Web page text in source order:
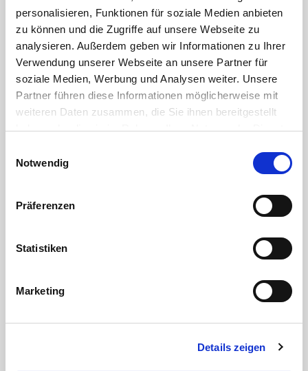
personalisieren, Funktionen für soziale Medien anbieten
zu können und die Zugriffe auf unsere Webseite zu
analysieren. Außerdem geben wir Informationen zu Ihrer
Verwendung unserer Webseite an unsere Partner für
soziale Medien, Werbung und Analysen weiter. Unsere
Partner führen diese Informationen möglicherweise mit
weiteren Daten zusammen, die Sie ihnen bereitgestellt
haben oder die sie im Rahmen Ihrer Nutzung der Dienste
Cookies, wenn Sie unsere Webseite weiterhin nutzen.
Notwendig
Präferenzen
Statistiken
Marketing
Details zeigen
Kugelsitz: PTFE
Griff: Aluminium
geeignet für Druckluft, Kalt- und Warmwasser
Gewinde gemäß ISO 228/1 (DIN 259)